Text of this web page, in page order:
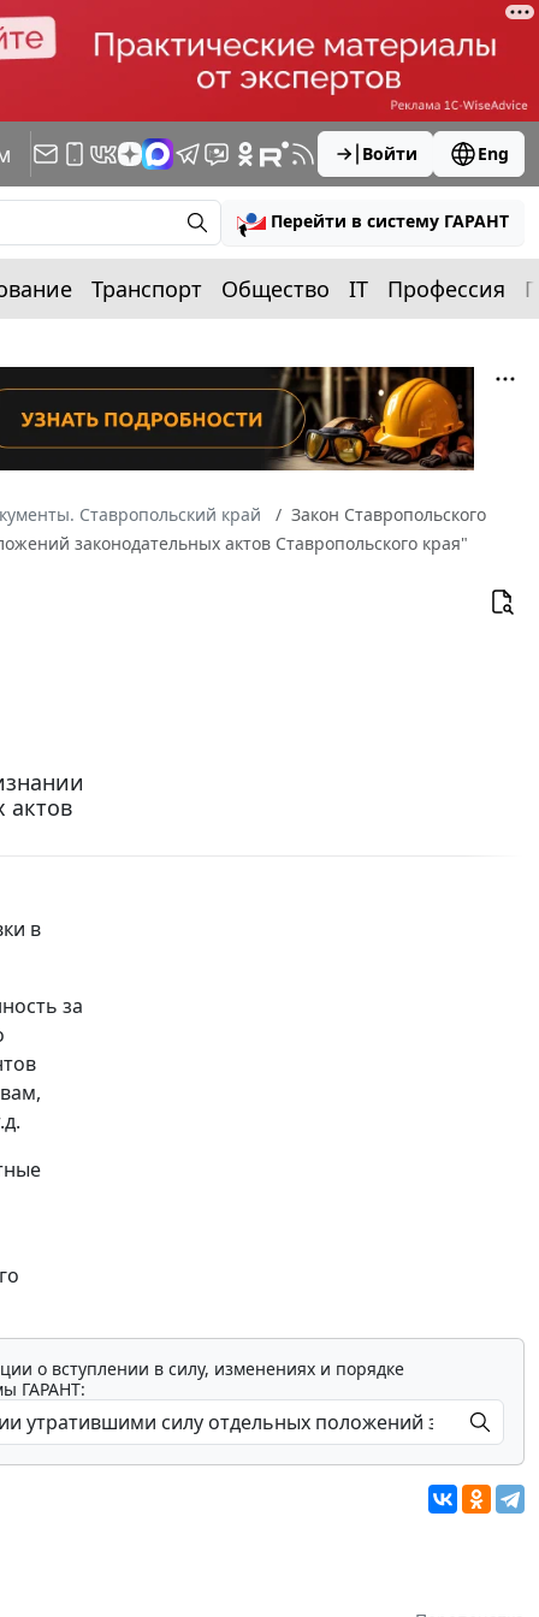
Войти Eng
Перейти в систему ГАРАНТ
Транспорт Общество IT Профессия
Ставропольский край
Закон Ставропольского
законодательных актов Ставропольского края"
актов
в
за
о вступлении в силу, изменениях и порядке
ГАРАНТ: